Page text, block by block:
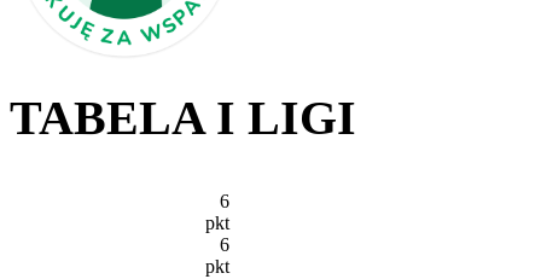
TABELA I LIGI
6
pkt
6
pkt